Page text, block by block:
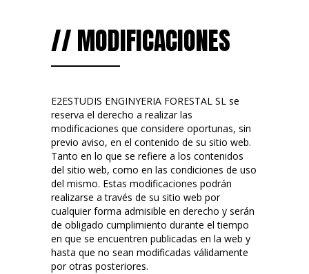
// MODIFICACIONES
E2ESTUDIS ENGINYERIA FORESTAL SL se
reserva el derecho a realizar las
modificaciones que considere oportunas, sin
previo aviso, en el contenido de su sitio web.
Tanto en lo que se refiere a los contenidos
del sitio web, como en las condiciones de uso
del mismo. Estas modificaciones podrán
realizarse a través de su sitio web por
cualquier forma admisible en derecho y serán
de obligado cumplimiento durante el tiempo
en que se encuentren publicadas en la web y
hasta que no sean modificadas válidamente
por otras posteriores.